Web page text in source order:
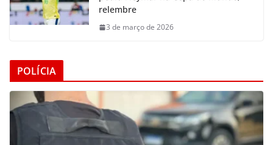
relembre
3 de março de 2026
POLÍCIA